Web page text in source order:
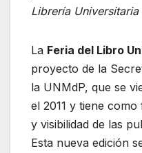
Librería Universitaria
La Feria del Libro
proyecto de la
la UNMdP, que se
el 2011 y tiene
y visibilidad de las
Esta nueva edición